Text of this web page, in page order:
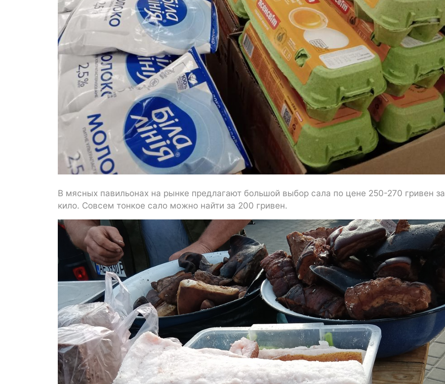
В мясных павильонах на рынке предлагают большой выбор сала по цене 250-270 гривен за
кило. Совсем тонкое сало можно найти за 200 гривен.